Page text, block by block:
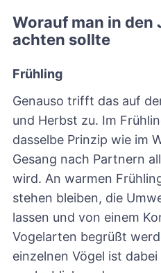
Worauf man in den
achten sollte
Frühling
Genauso trifft das auf
und Herbst zu. Im
dasselbe Prinzip wie im
Gesang nach Partnern
wird. An warmen
stehen bleiben, die
lassen und von einem
Vogelarten begrüßt
einzelnen Vögel ist